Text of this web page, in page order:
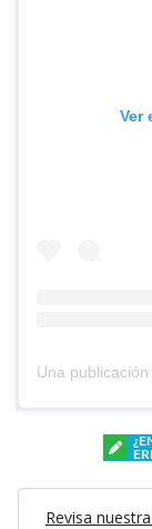
Ver
Revisa